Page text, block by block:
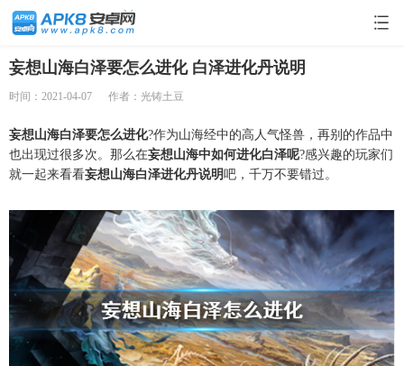
妄想山海白泽要怎么进化 白泽进化丹说明
时间：2021-04-07 作者：光铸土豆
妄想山海白泽要怎么进化?作为山海经中的高人气怪兽，再别的作品中
也出现过很多次。那么在妄想山海中如何进化白泽呢?感兴趣的玩家们
就一起来看看妄想山海白泽进化丹说明吧，千万不要错过。